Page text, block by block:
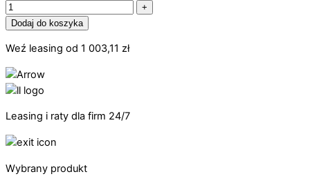
+
Dodaj do koszyka
Weź leasing od 1 003,11 zł
Leasing i raty dla firm 24/7
Wybrany produkt